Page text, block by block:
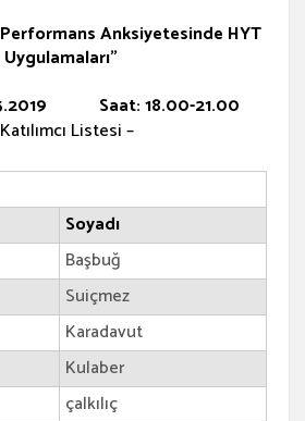
Anksiyetesinde HYT
Uygulamaları”
Saat: 18.00-21.00
Listesi –
Soyadı
Başbuğ
Suiçmez
Karadavut
Kulaber
çalkılıç